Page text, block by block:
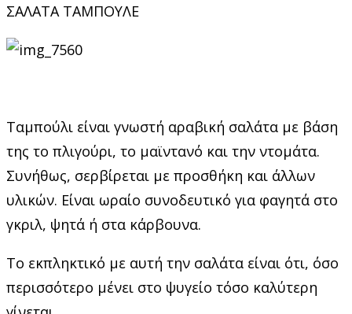
ΣΑΛΑΤΑ TΑΜΠΟΥΛΕ
Ταμπούλι είναι γνωστή αραβική σαλάτα με βάση
της το πλιγούρι, το μαϊντανό και την ντομάτα.
Συνήθως, σερβίρεται με προσθήκη και άλλων
υλικών. Είναι ωραίο συνοδευτικό για φαγητά στο
γκριλ, ψητά ή στα κάρβουνα.
Το εκπληκτικό με αυτή την σαλάτα είναι ότι, όσο
περισσότερο μένει στο ψυγείο τόσο καλύτερη